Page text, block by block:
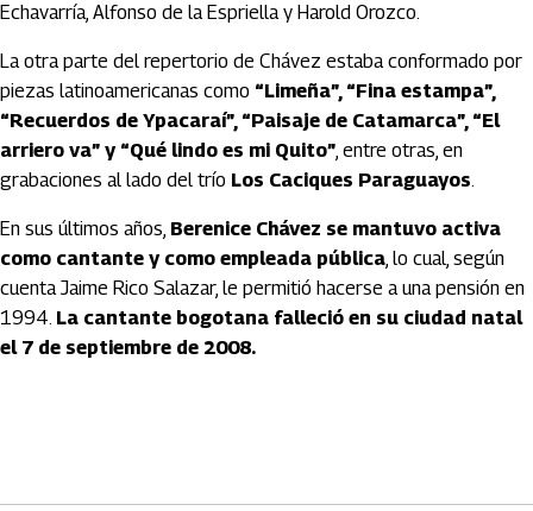
Echavarría, Alfonso de la Espriella y Harold Orozco.
La otra parte del repertorio de Chávez estaba conformado por
piezas latinoamericanas como “Limeña”, “Fina estampa”,
“Recuerdos de Ypacaraí”, “Paisaje de Catamarca”, “El
arriero va” y “Qué lindo es mi Quito”, entre otras, en
grabaciones al lado del trío Los Caciques Paraguayos.
En sus últimos años, Berenice Chávez se mantuvo activa
como cantante y como empleada pública, lo cual, según
cuenta Jaime Rico Salazar, le permitió hacerse a una pensión en
1994. La cantante bogotana falleció en su ciudad natal
el 7 de septiembre de 2008.